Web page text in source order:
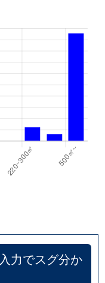
力でスグ分か